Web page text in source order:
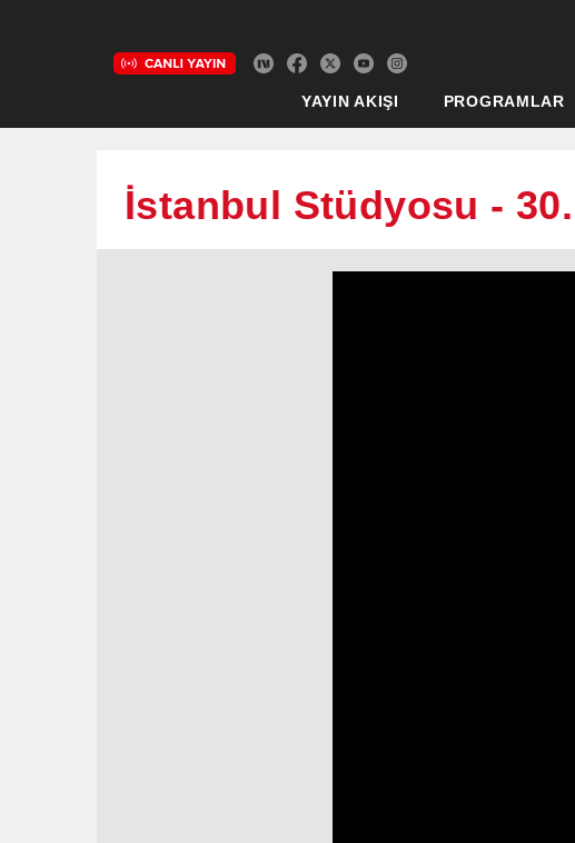
YAYIN AKIŞI PROGRAMLAR
İstanbul Stüdyosu -